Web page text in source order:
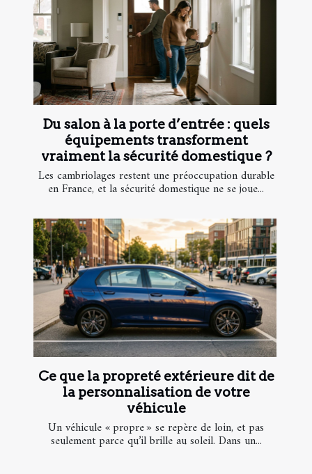
Du salon à la porte d’entrée : quels
équipements transforment
vraiment la sécurité domestique ?
Les cambriolages restent une préoccupation durable
en France, et la sécurité domestique ne se joue...
Ce que la propreté extérieure dit de
la personnalisation de votre
véhicule
Un véhicule « propre » se repère de loin, et pas
seulement parce qu’il brille au soleil. Dans un...